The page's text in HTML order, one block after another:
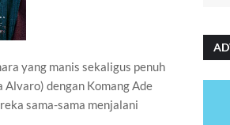
yang manis sekaligus penuh
Alvaro) dengan Komang Ade
sama-sama menjalani